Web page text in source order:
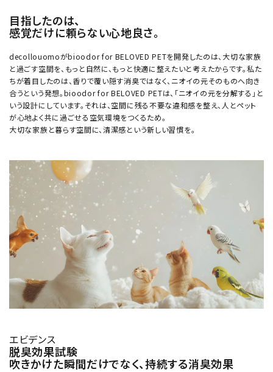
目指したのは、
感覚だけに頼らない心地良さ。
decollouomoがbioodor for BELOVED PETを開発したのは、大切な家族
と過ごす空間を、もっと自然に、もっと快適に整えたいと考えたからです。私た
ちが着目したのは、香りで覆い隠す消臭ではなく、ニオイの元そのものへ向き
合うという発想。bioodor for BELOVED PETは、「ニオイの元を分解する」と
いう設計にしています。それは、空間に残る不要な違和感を整え、人とペット
が心地よく共に過ごせる空気環境をつくるため。
大切な家族と暮らす空間に、清潔感という新しい習慣を。
エビデンス
脱臭効果試験
吹きかけた瞬間だけでなく、持続する消臭効果